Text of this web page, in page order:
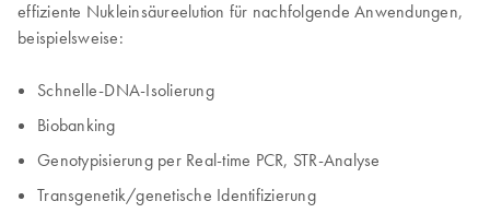
effiziente Nukleinsäureelution für nachfolgende Anwendungen,
beispielsweise:
Schnelle-DNA-Isolierung
Biobanking
Genotypisierung per Real-time PCR, STR-Analyse
Transgenetik/genetische Identifizierung